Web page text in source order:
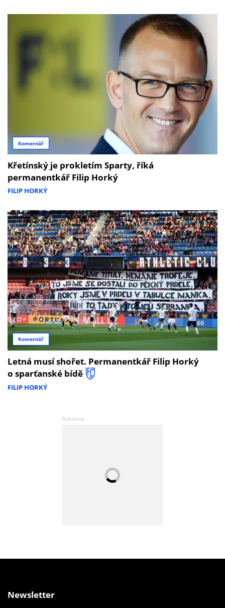
Komentář
Křetínský je prokletím Sparty, říká
permanentkář Filip Horký
FILIP HORKÝ
Komentář
Letná musí shořet. Permanentkář Filip Horký
o sparťanské bídě
FILIP HORKÝ
Newsletter